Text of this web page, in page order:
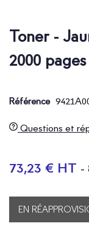
Toner -
2000 pages
Référence
Questions et
73,23 € HT -
EN